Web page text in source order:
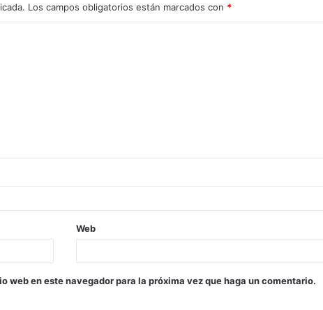
Los campos obligatorios están marcados con *
Web
web en este navegador para la próxima vez que haga un comentario.